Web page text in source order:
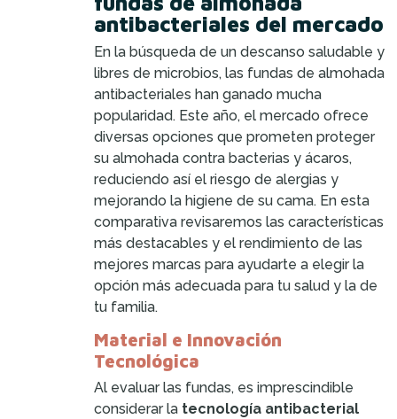
antibacteriales del mercado
En la búsqueda de un descanso saludable y
libres de microbios, las fundas de almohada
antibacteriales han ganado mucha
popularidad. Este año, el mercado ofrece
diversas opciones que prometen proteger
su almohada contra bacterias y ácaros,
reduciendo así el riesgo de alergias y
mejorando la higiene de su cama. En esta
comparativa revisaremos las características
más destacables y el rendimiento de las
mejores marcas para ayudarte a elegir la
opción más adecuada para tu salud y la de
tu familia.
Material e Innovación
Tecnológica
Al evaluar las fundas, es imprescindible
considerar la tecnología antibacterial